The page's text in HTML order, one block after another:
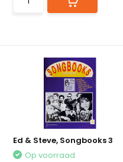
Ed & Steve, Songbooks 3
Op voorraad